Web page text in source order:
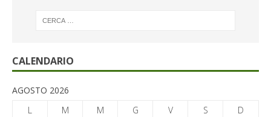
CALENDARIO
AGOSTO 2026
L
M M G V S
D